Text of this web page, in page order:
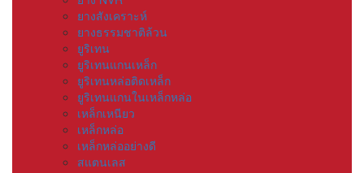
ยางสังเคราะห์
ยางธรรมชาติล้วน
ยูริเทน
ยูริเทนแกนเหล็ก
ยูริเทนหล่อติดเหล็ก
ยูริเทนแกนในเหล็กหล่อ
เหล็กเหนียว
เหล็กหล่อ
เหล็กหล่ออย่างดี
สแตนเลส